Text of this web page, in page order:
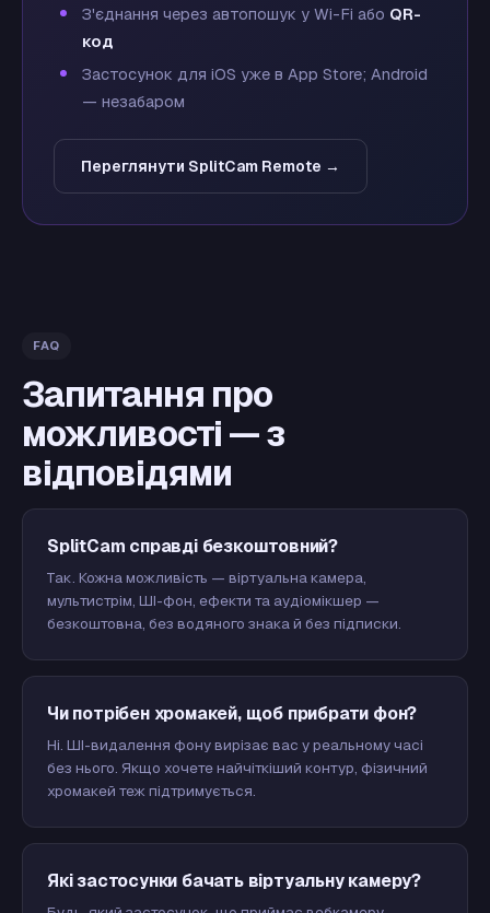
З'єднання через автопошук у Wi-Fi або QR-
код
Застосунок для iOS уже в App Store; Android
— незабаром
Переглянути SplitCam Remote →
FAQ
Запитання про
можливості — з
відповідями
SplitCam справді безкоштовний?
Так. Кожна можливість — віртуальна камера,
мультистрім, ШІ-фон, ефекти та аудіомікшер —
безкоштовна, без водяного знака й без підписки.
Чи потрібен хромакей, щоб прибрати фон?
Ні. ШІ-видалення фону вирізає вас у реальному часі
без нього. Якщо хочете найчіткіший контур, фізичний
хромакей теж підтримується.
Які застосунки бачать віртуальну камеру?